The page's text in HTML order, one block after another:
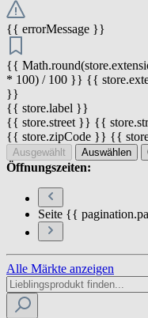
{{ errorMessage }}
{{
* 100) / 100 }} {{
}}
{{ store.label }}
{{ store.street }} {{
{{ store.zipCode }} {{
Ausgewählt Auswählen
Öffnungszeiten:
Seite {{
Alle Märkte anzeigen